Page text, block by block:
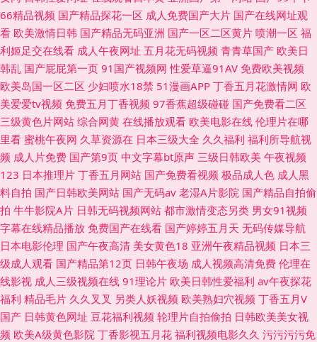
66精品视频 国产精品探花一区 成人免费国产大片 国产在线网址观
看 欧美激情日韩 国产精品无码亚洲 国产一区二区黄片 喷潮一区 福
利姬足交在线看 成人午夜网址 五月花无码视频 青青草国产 欧美日
韩乱 国产屁屁第一页 91国产视频网 性爱草逼91AV 免费欧美视频
欧美岛国一区二区 少妇喷水18禁 51漫画APP 丁香五月花激情网 欧
美爱爱tv视频 免费五月丁香视频 97香蕉超级碰碰 国产免费看二区
三级黄色片网站 综合网黄 在线播放观看 欧美电影在线 伦理片在哪
里看 蜜桃午夜网 久草资源在 日本三级大全 久久福利 福利所导航视
频 成人片免费 国产第9页 中文字幕bt原声 三级日韩欧美 午夜视频
123 日本推理片 丁香五月网站 国产免费看视频 极品成人色 成人黑
料自拍 国产日韩欧美网站 国产无码av 老湿A片影院 国产精品自拍偷
拍 牛牛影院A片 日韩无码视频网站 都市激情变态另类 男女91视频
字幕在线精品播放 免费国产在线看 国产婷婷五月天 无码传媒导航
日本电影伦理 国产午夜高清 美女黄色18 亚洲午夜精品视频 日本三
级成人观看 国产精品第12页 日韩午夜场 成人视频高清免费 伦理在
线影视 成人三级视频在线 91理论片 欧美日韩性爱福利 av午夜探花
福利 精品毛片 久久叉叉 另类人妖视频 欧美熟妇穴视频 丁香五月V
国产 日韩黄色网址 豆花福利视频 轮理片自拍偷拍 日韩欧美美女视
频 欧美A级黄色影院 丁香影视五月花 福利视频电影久久 污污污污免